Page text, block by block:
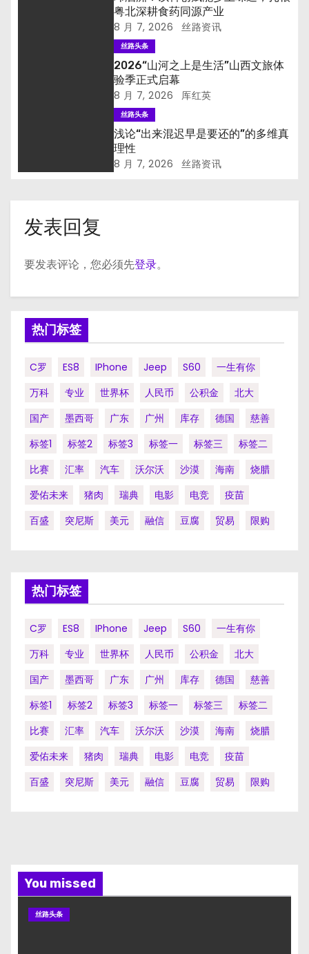
粤北深耕食药同源产业
8 月 7, 2026 丝路资讯
丝路头条
2026“山河之上是生活”山西文旅体
验季正式启幕
8 月 7, 2026 厍红英
丝路头条
浅论“出来混迟早是要还的”的多维真
理性
8 月 7, 2026 丝路资讯
发表回复
要发表评论，您必须先登录。
热门标签
C罗 ES8 IPhone Jeep S60
一生有你
万科
专业 世界杯 人民币 公积金
北大
国产
墨西哥 广东 广州 库存 德国
慈善
标签1
标签2 标签3 标签一 标签三
标签二
比赛
汇率 汽车 沃尔沃 沙漠 海南
烧腊
爱佑未来
猪肉 瑞典 电影 电竞
疫苗
百盛
突尼斯 美元 融信 豆腐 贸易 限购
热门标签
C罗 ES8 IPhone Jeep S60
一生有你
万科
专业 世界杯 人民币 公积金
北大
国产
墨西哥 广东 广州 库存 德国
慈善
标签1
标签2 标签3 标签一 标签三
标签二
比赛
汇率 汽车 沃尔沃 沙漠 海南
烧腊
爱佑未来
猪肉 瑞典 电影 电竞
疫苗
百盛
突尼斯 美元 融信 豆腐 贸易 限购
You missed
丝路头条